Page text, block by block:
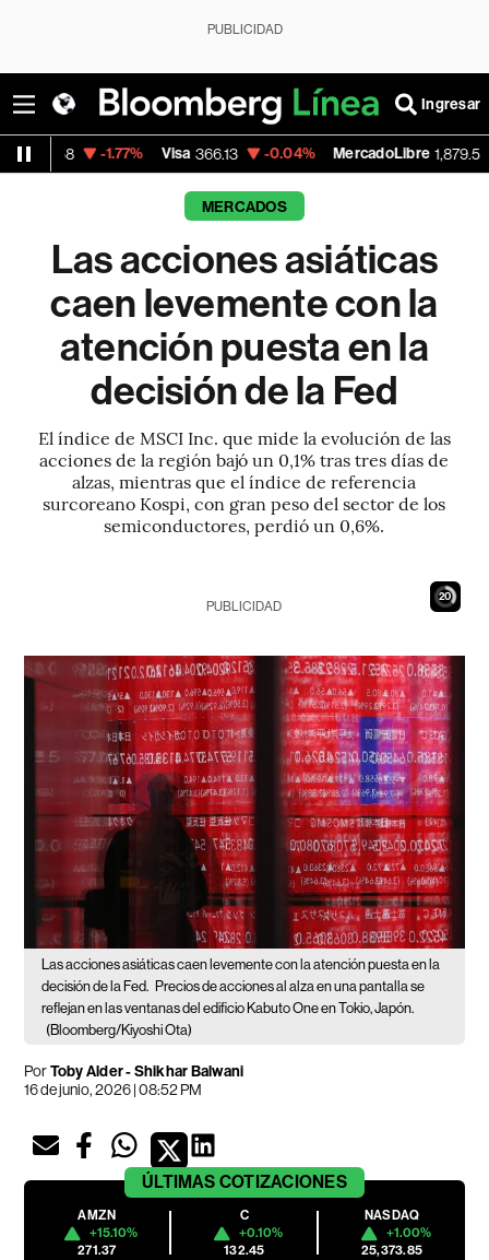
PUBLICIDAD
Ingresar
Visa 366.13 -0.04% MercadoLibre 1,879.59 -0.25%
MERCADOS
Las acciones asiáticas
caen levemente con la
atención puesta en la
decisión de la Fed
El índice de MSCI Inc. que mide la evolución de las
acciones de la región bajó un 0,1% tras tres días de
alzas, mientras que el índice de referencia
surcoreano Kospi, con gran peso del sector de los
semiconductores, perdió un 0,6%.
19
PUBLICIDAD
Las acciones asiáticas caen levemente con la atención puesta en la
decisión de la Fed. Precios de acciones al alza en una pantalla se
reflejan en las ventanas del edificio Kabuto One en Tokio, Japón.
(Bloomberg/Kiyoshi Ota)
PorToby Alder - Shikhar Balwani
16 de junio, 2026 | 08:52 PM
ÚLTIMAS COTIZACIONES
AMZN
+15.10%
271.37
C
+0.10%
132.45
NASDAQ
+1.00%
25,373.85